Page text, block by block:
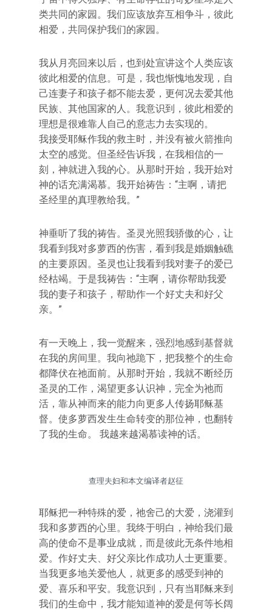
类共同的家园。我们应该放弃互相争斗，彼此
相爱，共同保护我们的家园。
我从月亮回来以后，也到处宣讲这个人类应该
彼此相爱的信息。可是，我也惭愧地发现，自
己连妻子和孩子都不能去爱，更何况去爱其他
民族、其他国家的人。我意识到，彼此相爱的
理想是很难靠人自己的意志力去实现的。
我接受耶稣作我的救主时，并没有被火箭推向
太空的感觉。但圣经告诉我，在我相信的一
刻，神就进入我的心。从那时开始，我开始对
神的话充满渴慕。我开始祷告：“主啊，请把
圣经里的真理教给我。”
神垂听了我的祷告。圣灵光照我骄傲的心，让
我看到我对多萝西的伤害，看到我是婚姻触礁
的主要原因。圣灵也让我看到我对妻子的爱已
经枯竭。于是我祷告：“主啊，请你帮助我爱
我的妻子和孩子，帮助作一个好丈夫和好父
亲。”
有一天晚上，我一觉醒来，强烈地感到基督就
在我的房间里。我向祂跪下，把我整个的生命
都降伏在祂面前。从那时开始，我就不断经历
圣灵的工作，渴望更多认识神，完全为祂而
活，靠从神而来的能力向更多人传扬耶稣基
督。使多萝西发生生命转变的那位神，也翻转
了我的生命。 我越来越渴慕读神的话。
查理夫妇和本文编译者赵征
耶稣把一种特殊的爱，祂舍己的大爱，浇灌到
我和多萝西的心里。我终于明白，神给我们最
高的使命不是事业成就，而是彼此无条件地相
爱。作好丈夫、好父亲比作成功人士更重要。
当我更多地关爱他人，就更多的感受到神的
爱、喜乐和平安。我意识到，只有当耶稣来到
我们的生命中，我才能知道神的爱是何等长阔